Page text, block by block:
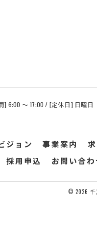
] 6:00 〜 17:00 / [定休日] 日曜日
ジョン 事業案内
採用申込 お問い合わ
© 2026 千